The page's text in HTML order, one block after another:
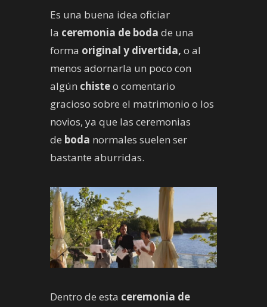
Es una buena idea oficiar
la ceremonia de boda de una
forma original y divertida, o al
menos adornarla un poco con
algún chisteo comentario
gracioso sobre el matrimonio o los
novios, ya que las ceremonias
de boda normales suelen ser
bastante aburridas.
Dentro de esta ceremonia de